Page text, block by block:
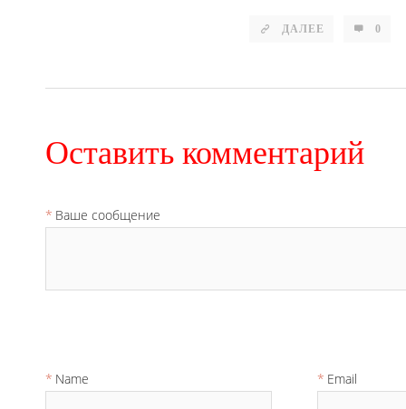
ДАЛЕЕ 0
Оставить комментарий
Ваше сообщение
Name Email